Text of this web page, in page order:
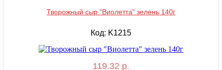
Творожный сыр "Виолетта" зелень 140г
Код: K1215
119.32 р.